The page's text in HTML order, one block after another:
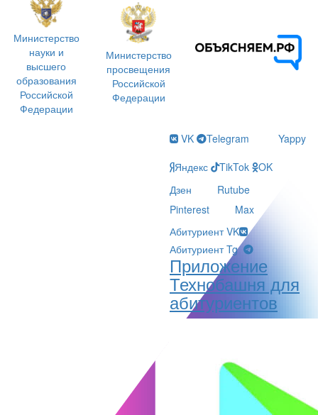
Министерство
науки и
высшего
образования
Российской
Федерации
Министерство
просвещения
Российской
Федерации
VK Telegram
Yappy
Яндекс
TikTok
OK
Дзен
Rutube
Pinterest
Max
Абитуриент VK
Абитуриент Tg
Приложение
Технобашня для
абитуриентов